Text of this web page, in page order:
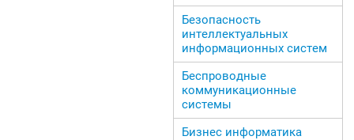
Безопасность
интеллектуальных
информационных систем
Беспроводные
коммуникационные
системы
Бизнес информатика